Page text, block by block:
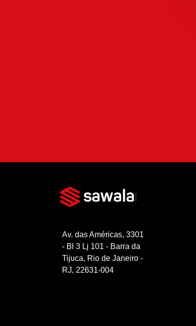
Av. das Américas, 3301
- Bl 3 Lj 101 - Barra da
Tijuca, Rio de Janeiro -
RJ, 22631-004